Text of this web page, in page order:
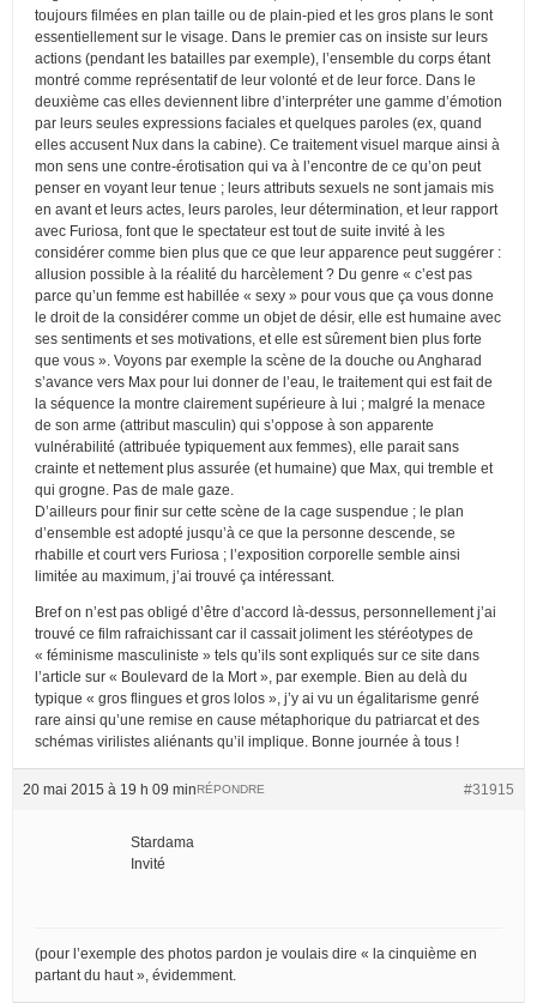
toujours filmées en plan taille ou de plain-pied et les gros plans le sont
essentiellement sur le visage. Dans le premier cas on insiste sur leurs
actions (pendant les batailles par exemple), l’ensemble du corps étant
montré comme représentatif de leur volonté et de leur force. Dans le
deuxième cas elles deviennent libre d’interpréter une gamme d’émotion
par leurs seules expressions faciales et quelques paroles (ex, quand
elles accusent Nux dans la cabine). Ce traitement visuel marque ainsi à
mon sens une contre-érotisation qui va à l’encontre de ce qu’on peut
penser en voyant leur tenue ; leurs attributs sexuels ne sont jamais mis
en avant et leurs actes, leurs paroles, leur détermination, et leur rapport
avec Furiosa, font que le spectateur est tout de suite invité à les
considérer comme bien plus que ce que leur apparence peut suggérer :
allusion possible à la réalité du harcèlement ? Du genre « c’est pas
parce qu’un femme est habillée « sexy » pour vous que ça vous donne
le droit de la considérer comme un objet de désir, elle est humaine avec
ses sentiments et ses motivations, et elle est sûrement bien plus forte
que vous ». Voyons par exemple la scène de la douche ou Angharad
s’avance vers Max pour lui donner de l’eau, le traitement qui est fait de
la séquence la montre clairement supérieure à lui ; malgré la menace
de son arme (attribut masculin) qui s’oppose à son apparente
vulnérabilité (attribuée typiquement aux femmes), elle parait sans
crainte et nettement plus assurée (et humaine) que Max, qui tremble et
qui grogne. Pas de male gaze.
D’ailleurs pour finir sur cette scène de la cage suspendue ; le plan
d’ensemble est adopté jusqu’à ce que la personne descende, se
rhabille et court vers Furiosa ; l’exposition corporelle semble ainsi
limitée au maximum, j’ai trouvé ça intéressant.
Bref on n’est pas obligé d’être d’accord là-dessus, personnellement j’ai
trouvé ce film rafraichissant car il cassait joliment les stéréotypes de
« féminisme masculiniste » tels qu’ils sont expliqués sur ce site dans
l’article sur « Boulevard de la Mort », par exemple. Bien au delà du
typique « gros flingues et gros lolos », j’y ai vu un égalitarisme genré
rare ainsi qu’une remise en cause métaphorique du patriarcat et des
schémas virilistes aliénants qu’il implique. Bonne journée à tous !
20 mai 2015 à 19 h 09 min #31915
RÉPONDRE
Stardama
Invité
(pour l’exemple des photos pardon je voulais dire « la cinquième en
partant du haut », évidemment.